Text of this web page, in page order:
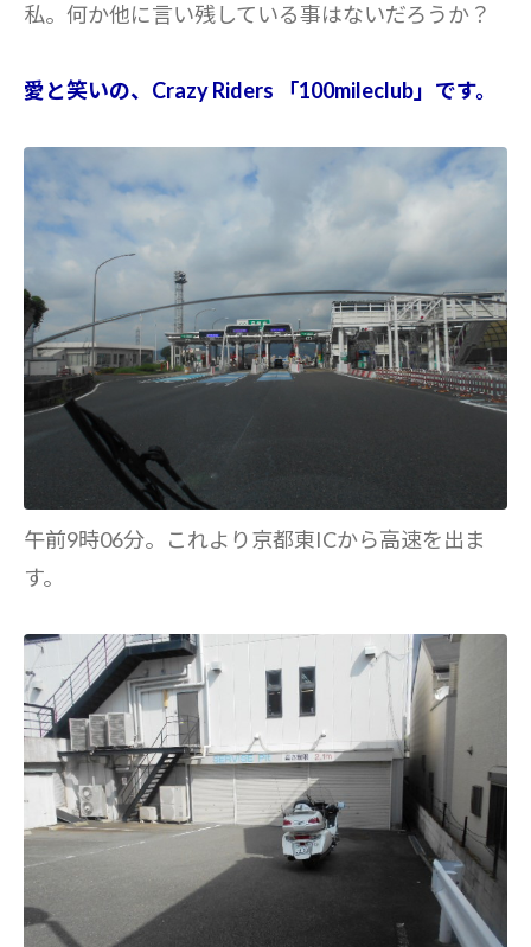
私。何か他に言い残している事はないだろうか？
愛と笑いの、Crazy Riders 「100mileclub」です。
午前9時06分。これより京都東ICから高速を出ま
す。